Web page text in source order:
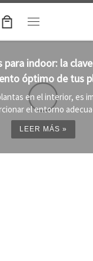
para un
plantas
importante
...